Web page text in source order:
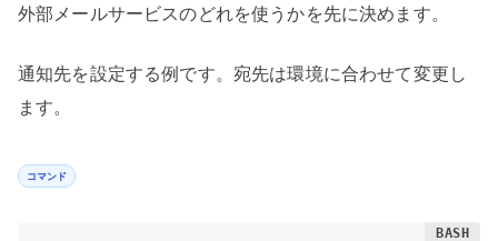
外部メールサービスのどれを使うかを先に決めます。
通知先を設定する例です。宛先は環境に合わせて変更し
ます。
コマンド